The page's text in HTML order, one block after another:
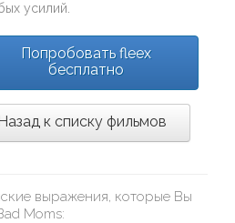
усилий.
Попробовать fleex
бесплатно
к списку фильмов
выражения, которые Вы
Moms: